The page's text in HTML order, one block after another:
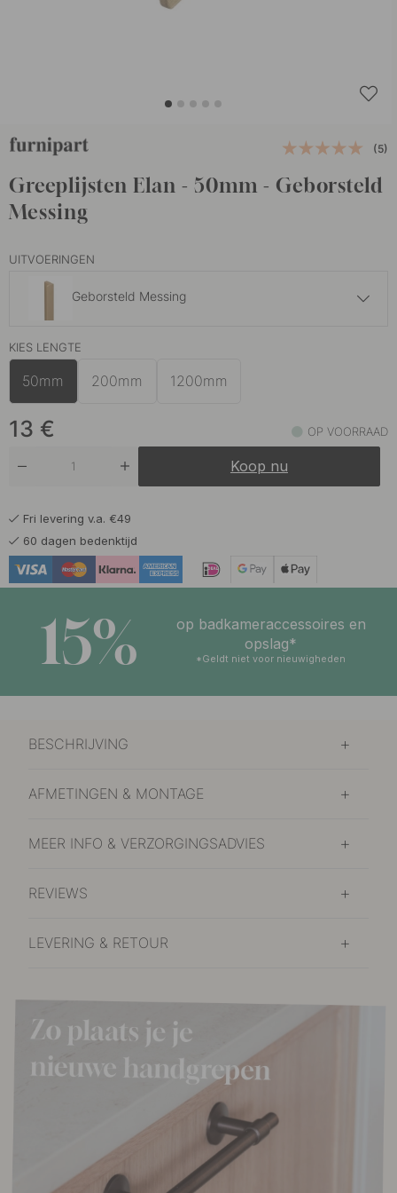
(5)
Greeplijsten Elan - 50mm - Geborsteld
Messing
UITVOERINGEN
Geborsteld Messing
Geborsteld Zwart
Roestvrijstalen Afwerking
KIES LENGTE
50mm 200mm 1200mm
13 € OP VOORRAAD
Koop nu
Fri levering v.a. €49
60 dagen bedenktijd
15%
op badkameraccessoires en
opslag*
*Geldt niet voor nieuwigheden
BESCHRIJVING
AFMETINGEN & MONTAGE
MEER INFO & VERZORGINGSADVIES
REVIEWS
LEVERING & RETOUR